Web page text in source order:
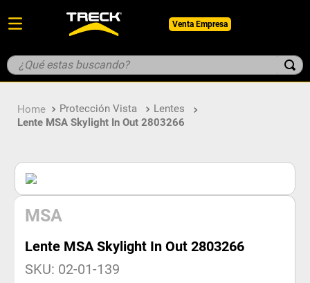
Venta Empresa
¿Qué estas buscando?
Protección Vista
Lentes
Lente MSA Skylight In Out 2803266
MSA
Lente MSA Skylight In Out 2803266
SKU: 02-01-139
1. botin